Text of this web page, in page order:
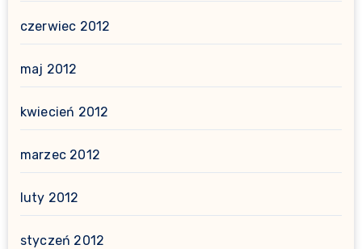
czerwiec 2012
maj 2012
kwiecień 2012
marzec 2012
luty 2012
styczeń 2012